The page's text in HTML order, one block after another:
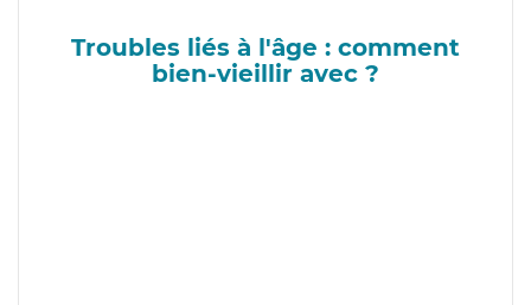
Troubles liés à l'âge : comment
bien-vieillir avec ?